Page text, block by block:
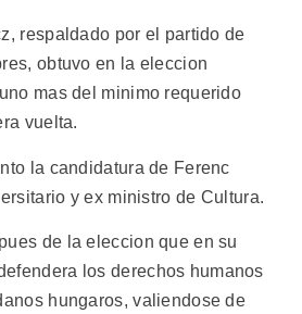
respaldado por el partido de
obtuvo en la eleccion
mas del minimo requerido
vuelta.
la candidatura de Ferenc
y ex ministro de Cultura.
de la eleccion que en su
los derechos humanos
hungaros, valiendose de